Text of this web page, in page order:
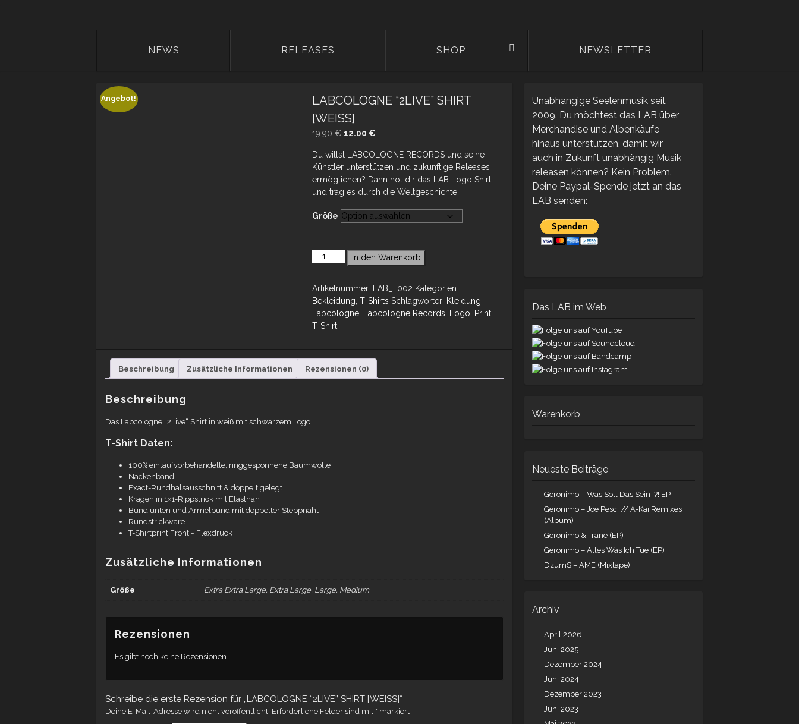
NEWS RELEASES SHOP NEWSLETTER
Angebot!
LABCOLOGNE “2LIVE” SHIRT
[WEISS]
19.90€ Ursprünglicher
war:
19.90 €
12.00 €
ist:
12.00 €.
Du willst LABCOLOGNE RECORDS und seine
Künstler unterstützen und zukünftige Releases
ermöglichen? Dann hol dir das LAB Logo Shirt
und trag es durch die Weltgeschichte.
Größe
In den Warenkorb
Artikelnummer: LAB_T002 Kategorien:
Bekleidung ,T-Shirts Schlagwörter: Kleidung
Labcologne
Labcologne Records Logo Print
T-Shirt
Beschreibung Zusätzliche Informationen Rezensionen (0)
Beschreibung
Das Labcologne „2Live“ Shirt in weiß mit schwarzem Logo.
T-Shirt Daten:
100% einlaufvorbehandelte, ringgesponnene Baumwolle
Nackenband
Exact-Rundhalsausschnitt & doppelt gelegt
Kragen in 1×1-Rippstrick mit Elasthan
Bund unten und Ärmelbund mit doppelter Steppnaht
Rundstrickware
T-Shirtprint Front = Flexdruck
Zusätzliche Informationen
Größe Extra Extra Large, Extra Large, Large, Medium
Rezensionen
Es gibt noch keine Rezensionen.
Schreibe die erste Rezension für „LABCOLOGNE “2LIVE” SHIRT [WEISS]“
Deine E-Mail-Adresse wird nicht veröffentlicht. Erforderliche Felder sind mit * markiert
Unabhängige Seelenmusik seit
2009. Du möchtest das LAB über
Merchandise und Albenkäufe
hinaus unterstützen, damit wir
auch in Zukunft unabhängig Musik
releasen können? Kein Problem.
Deine Paypal-Spende jetzt an das
LAB senden:
Das LAB im Web
Warenkorb
Neueste Beiträge
Geronimo – Was Soll Das Sein !?! EP
Geronimo – Joe Pesci // A-Kai Remixes
(Album)
Geronimo & Trane (EP)
Geronimo – Alles Was Ich Tue (EP)
DzumS – AME (Mixtape)
Archiv
April 2026
Juni 2025
Dezember 2024
Juni 2024
Dezember 2023
Juni 2023